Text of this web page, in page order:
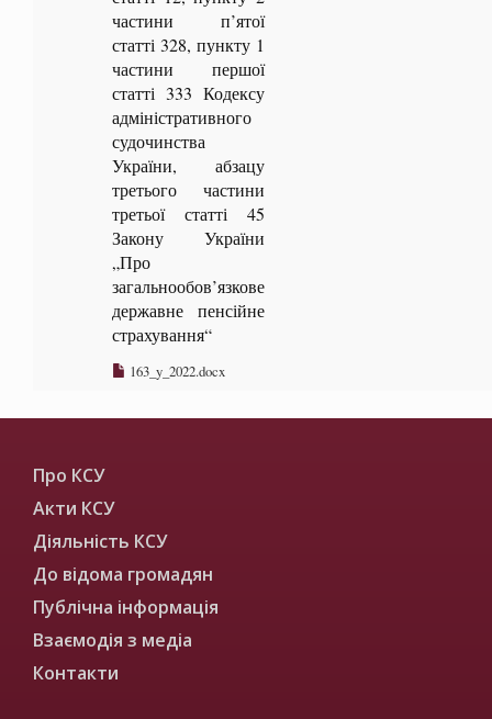
частини п’ятої
статті 328, пункту 1
частини першої
статті 333 Кодексу
адміністративного
судочинства
України, абзацу
третього частини
третьої статті 45
Закону України
„Про
загальнообов’язкове
державне пенсійне
страхування“
163_y_2022.docx
Про КСУ
Акти КСУ
Діяльність КСУ
До відома громадян
Публічна інформація
Взаємодія з медіа
Контакти